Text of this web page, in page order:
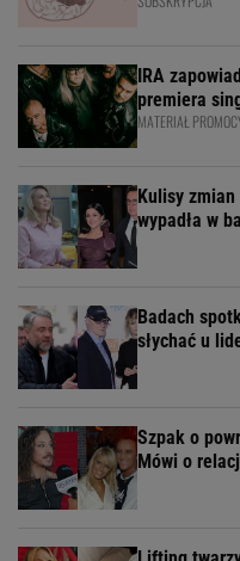
IRA
premiera
MATERIAŁ
Kulisy
wypadła w
Badach
słychać u
Szpak o
Mówi o